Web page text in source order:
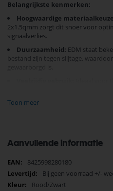
Belangrijkste kenmerken:
Hoogwaardige
2x1.5qmm zorgt dit snoer voor
signaalverlies.
Duurzaamheid: EDM staat
bestand zijn tegen slijtage,
Eenvoudige installatie:
of een professional die betrouwbare
nog en verbeter uw luisterervaring
Toon meer
Aanvullende informatie
Meer
informatie
8425998280180
Bij geen voorraad +/-
Rood/Zwart